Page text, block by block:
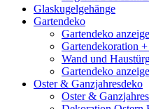
Glaskugelgehänge
Gartendeko
Gartendeko
Gartendekoration
Wand und
Gartendeko
Oster & Ganzjahresdeko
Oster &